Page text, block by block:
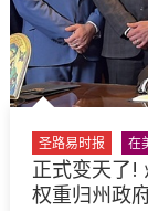
圣路易时报 在
正式变天了!
权重归州政